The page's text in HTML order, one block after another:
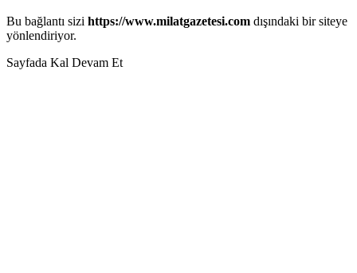
Bu bağlantı sizi https://www.milatgazetesi.com dışındaki bir siteye
yönlendiriyor.
Sayfada Kal Devam Et